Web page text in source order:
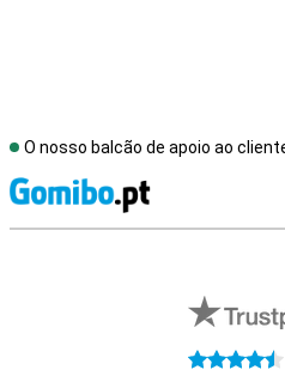
O nosso balcão de apoio ao
4.5 estrelas